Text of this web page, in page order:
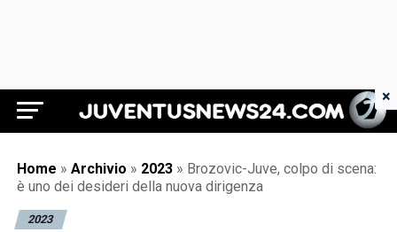
Juventus News 24
Home » Archivio » 2023 » Brozovic-Juve, colpo di scena:
è uno dei desideri della nuova dirigenza
2023
×